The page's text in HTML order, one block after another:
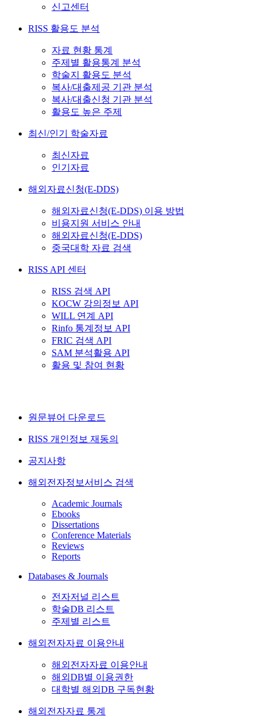
신고센터
RISS 활용도 분석
자료 현황 통계
주제별 활용통계 분석
학술지 활용도 분석
복사/대출제공 기관 분석
복사/대출신청 기관 분석
활용도 높은 주제
최신/인기 학술자료
최신자료
인기자료
해외자료신청(E-DDS)
해외자료신청(E-DDS) 이용 방법
비용지원 서비스 안내
해외자료신청(E-DDS)
중국대학 자료 검색
RISS API 센터
RISS 검색 API
KOCW 강의정보 API
WILL 연계 API
Rinfo 통계정보 API
FRIC 검색 API
SAM 분석활용 API
활용 및 참여 현황
원문뷰어 다운로드
RISS 개인정보 재동의
공지사항
해외전자정보서비스 검색
Academic Journals
Ebooks
Dissertations
Conference Materials
Reviews
Reports
Databases & Journals
전자저널 리스트
학술DB 리스트
주제별 리스트
해외전자자료 이용안내
해외전자자료 이용안내
해외DB별 이용권한
대학별 해외DB 구독현황
해외전자자료 통계